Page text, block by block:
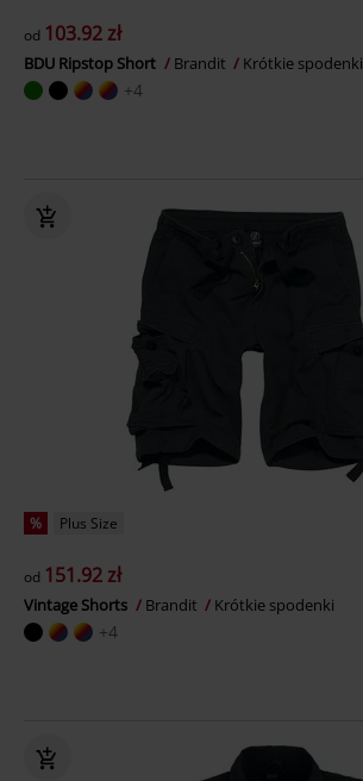
od 103.92 zł
BDU Ripstop Short Brandit Krótkie spodenki
+4
% Plus Size
od 151.92 zł
Vintage Shorts Brandit Krótkie spodenki
+4